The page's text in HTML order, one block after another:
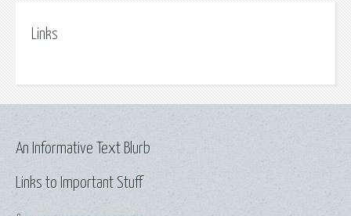
Links
Links to Important Stuff
An Informative Text Blurb